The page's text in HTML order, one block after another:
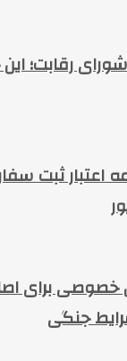
۸۵۶ شورای
اعتبار ثبت
برای
جنگی